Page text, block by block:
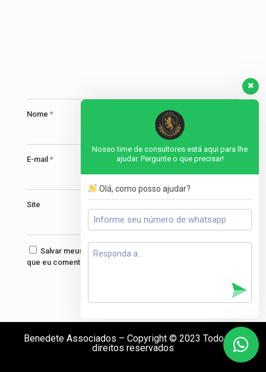
Nome *
E-mail *
Site
Salvar meus dados neste navegador para a próxima vez
que eu comentar.
Benedete Associados – Copyright © 2023 Todos os
direitos reservados
Nosso time de consultores está aqui para lhe
ajudar. Pergunte o que precisar!
Olá, como posso ajudar?